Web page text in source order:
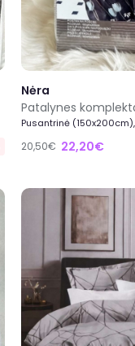
Nėra
Patalynes
Pusantrinė
20,50€ 22,20€